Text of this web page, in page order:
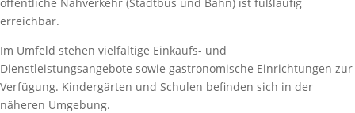
erreichbar.
Im Umfeld stehen vielfältige Einkaufs- und
Dienstleistungsangebote sowie gastronomische Einrichtungen zur
Verfügung. Kindergärten und Schulen befinden sich in der
näheren Umgebung.